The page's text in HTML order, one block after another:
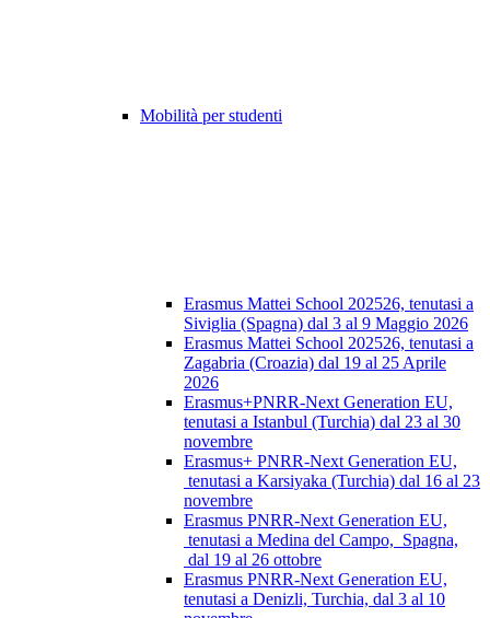
Mobilità per studenti
Erasmus Mattei School 202526, tenutasi a
Siviglia (Spagna) dal 3 al 9 Maggio 2026
Erasmus Mattei School 202526, tenutasi a
Zagabria (Croazia) dal 19 al 25 Aprile
2026
Erasmus+PNRR-Next Generation EU,
tenutasi a Istanbul (Turchia) dal 23 al 30
novembre
Erasmus+ PNRR-Next Generation EU,
tenutasi a Karsiyaka (Turchia) dal 16 al 23
novembre
Erasmus PNRR-Next Generation EU,
tenutasi a Medina del Campo, Spagna,
dal 19 al 26 ottobre
Erasmus PNRR-Next Generation EU,
tenutasi a Denizli, Turchia, dal 3 al 10